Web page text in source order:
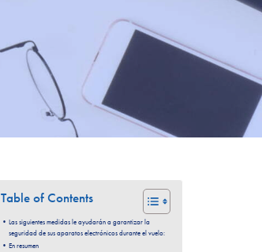
Table of Contents
Las siguientes medidas le ayudarán a garantizar la
seguridad de sus aparatos electrónicos durante el vuelo:
En resumen